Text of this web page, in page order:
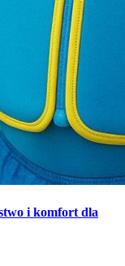
i komfort dla